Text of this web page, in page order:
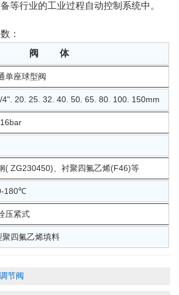
等行业的工业过程自动控制系统中。
：
阀 体
单座球型阀
4". 20. 25. 32. 40. 50. 65. 80. 100. 150mm
( ZG230450)、衬聚四氟乙烯(F46)等
180℃
压紧式
聚四氟乙烯填料
节阀